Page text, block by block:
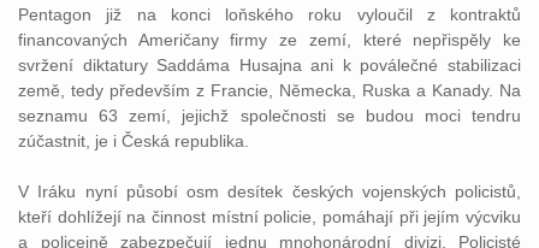
Pentagon již na konci loňského roku vyloučil z kontraktů
financovaných Američany firmy ze zemí, které nepřispěly ke
svržení diktatury Saddáma Husajna ani k poválečné stabilizaci
země, tedy především z Francie, Německa, Ruska a Kanady. Na
seznamu 63 zemí, jejichž společnosti se budou moci tendru
zúčastnit, je i Česká republika.
V Iráku nyní působí osm desítek českých vojenských policistů,
kteří dohlížejí na činnost místní policie, pomáhají při jejím výcviku
a policejně zabezpečují jednu mnohonárodní divizi. Policisté